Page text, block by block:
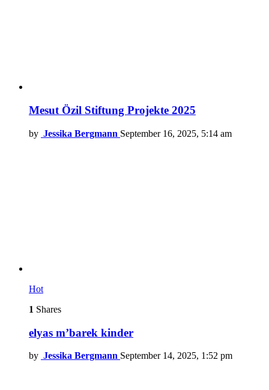
Mesut Özil Stiftung Projekte 2025
by Jessika Bergmann September 16, 2025, 5:14 am
Hot
1 Shares
elyas m’barek kinder
by Jessika Bergmann September 14, 2025, 1:52 pm